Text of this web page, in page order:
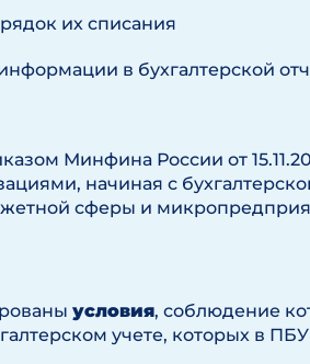
их списания
в бухгалтерской
Минфина России от
начиная с
сферы и
условия, соблюдение
учете, которых в